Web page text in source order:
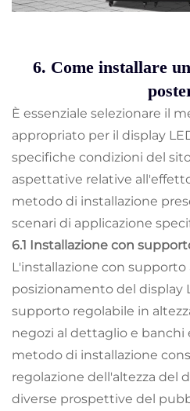
6. Come installare
È essenziale selezionare il
appropriato per il display
specifiche condizioni del
aspettative relative
metodo di installazione
scenari di applicazione
6.1 Installazione con
L'installazione con
posizionamento del display
supporto regolabile in
negozi al dettaglio e banchi
metodo di installazione
regolazione dell'altezza del
diverse prospettive del